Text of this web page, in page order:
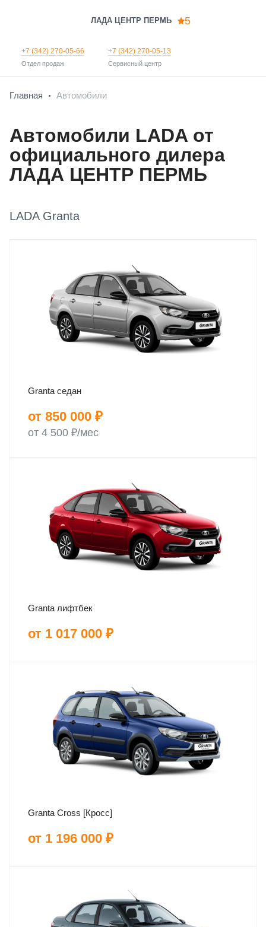
ЛАДА ЦЕНТР ПЕРМЬ 5
+7 (342) 270-05-66
Отдел продаж
+7 (342) 270-05-13
Сервисный центр
Главная Автомобили
Автомобили LADA от
официального дилера
ЛАДА ЦЕНТР ПЕРМЬ
LADA Granta
Granta седан
от 850 000 ₽
от 4 500 ₽/мес
Granta лифтбек
от 1 017 000 ₽
Granta Cross [Кросс]
от 1 196 000 ₽